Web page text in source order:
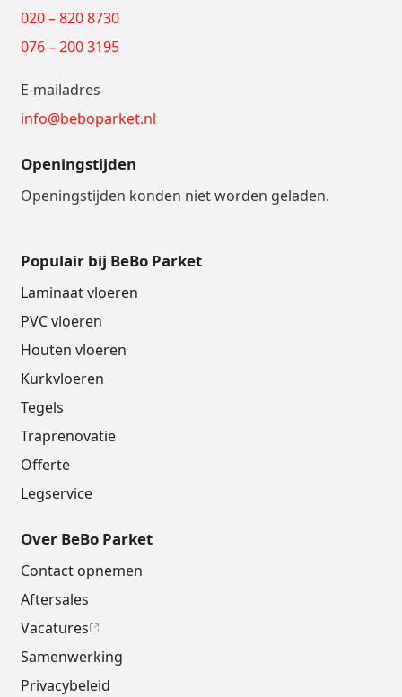
020 – 820 8730
076 – 200 3195
E-mailadres
info@beboparket.nl
Openingstijden
Openingstijden konden niet worden geladen.
Populair bij BeBo Parket
Laminaat vloeren
PVC vloeren
Houten vloeren
Kurkvloeren
Tegels
Traprenovatie
Offerte
Legservice
Over BeBo Parket
Contact opnemen
Aftersales
Vacatures
Samenwerking
Privacybeleid